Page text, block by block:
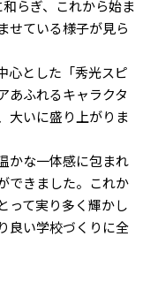
らぎ、これから始ま
せている様子が見ら
心とした「秀光スピ
あふれるキャラクタ
大いに盛り上がりま
かな一体感に包まれ
できました。これか
って実り多く輝かし
良い学校づくりに全